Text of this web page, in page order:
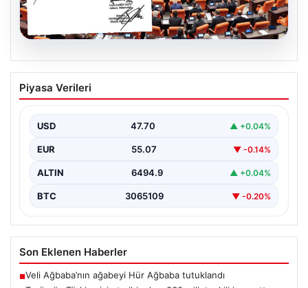
05.08.2026
Terörsüz Türkiye için tarihi adım. 360
milletvekili imza attı, çerçeve yasa
{"title":"Terörsüz Türkiye İçin Önemli Hukuki Adım: 360
Sunuldu","content":"Türkiye'de…
Piyasa Verileri
USD 47.70 ▲ +0.04%
EUR 55.07 ▼ -0.14%
ALTIN 6494.9 ▲ +0.04%
BTC 3065109 ▼ -0.20%
Son Eklenen Haberler
■Veli Ağbaba’nın ağabeyi Hür Ağbaba tutuklandı